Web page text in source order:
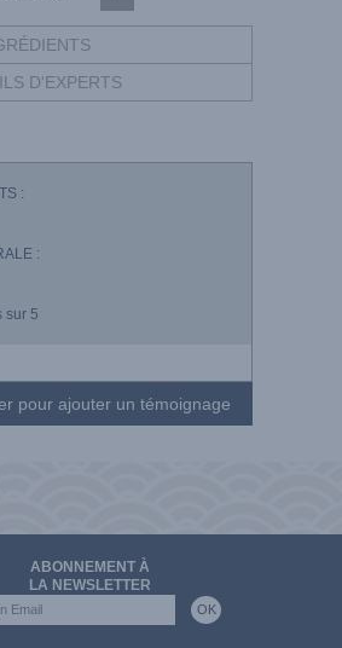
D'EXPERTS
:
:
sur 5
pour ajouter un témoignage
ABONNEMENT À
LA NEWSLETTER